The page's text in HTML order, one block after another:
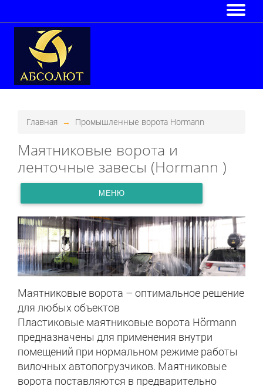
Главная Промышленные ворота Hormann
Маятниковые ворота и
ленточные завесы (Hormann )
МЕНЮ
Маятниковые ворота – оптимальное решение
для любых объектов
Пластиковые маятниковые ворота Hörmann
предназначены для применения внутри
помещений при нормальном режиме работы
вилочных автопогрузчиков. Маятниковые
ворота поставляются в предварительно